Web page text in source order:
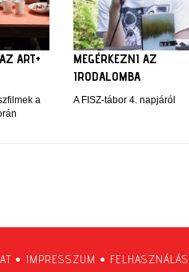
ART+
a
MEGÉRKEZNI AZ
IRODALOMBA
A FISZ-tábor 4. napjáról
• IMPRESSZUM •